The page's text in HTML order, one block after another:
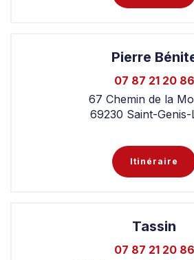
Pierre
07 87 21 20 86
67 Chemin de la
69230 Saint-Genis-
Itinéraire
Tassin
07 87 21 20 86